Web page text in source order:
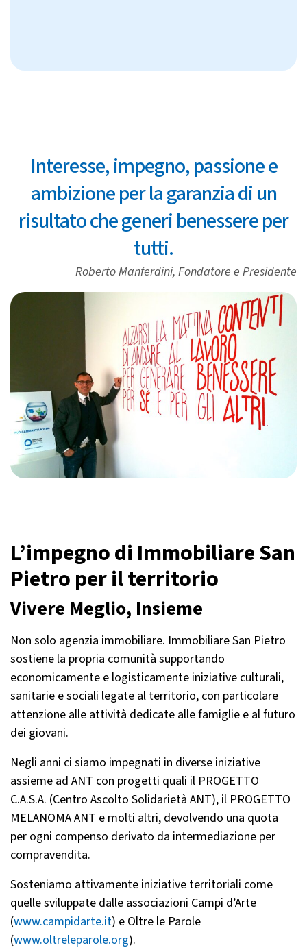
Interesse, impegno, passione e
ambizione per la garanzia di un
risultato che generi benessere per
tutti.
Roberto Manferdini, Fondatore e Presidente
L’impegno di Immobiliare San
Pietro per il territorio
Vivere Meglio, Insieme
Non solo agenzia immobiliare. Immobiliare San Pietro
sostiene la propria comunità supportando
economicamente e logisticamente iniziative culturali,
sanitarie e sociali legate al territorio, con particolare
attenzione alle attività dedicate alle famiglie e al futuro
dei giovani.
Negli anni ci siamo impegnati in diverse iniziative
assieme ad ANT con progetti quali il PROGETTO
C.A.S.A. (Centro Ascolto Solidarietà ANT), il PROGETTO
MELANOMA ANT e molti altri, devolvendo una quota
per ogni compenso derivato da intermediazione per
compravendita.
Sosteniamo attivamente iniziative territoriali come
quelle sviluppate dalle associazioni Campi d’Arte
(www.campidarte.it) e Oltre le Parole
(www.oltreleparole.org).